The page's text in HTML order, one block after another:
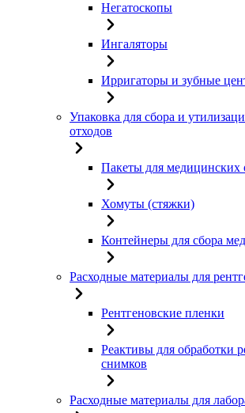
Негатоскопы
Ингаляторы
Ирригаторы и зубные
Упаковка для сбора и
отходов
Пакеты для медицинских
Хомуты (стяжки)
Контейнеры для сбора
Расходные материалы для
Рентгеновские пленки
Реактивы для обработки
снимков
Расходные материалы для